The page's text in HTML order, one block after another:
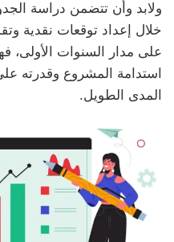
ولابد وأن تتضمن دراسة
خلال إعداد توقعات نقدية
على مدار السنوات الأولى،
استدامة المشروع وقدرته
المدى الطويل.